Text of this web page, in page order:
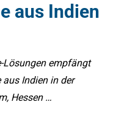
aus Indien
Lösungen empfängt
Indien in der
Hessen …